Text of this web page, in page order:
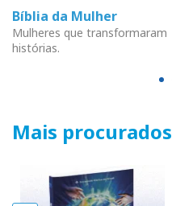
Bíblia da Mulher
Mulheres que transformaram
histórias.
Mais procurados